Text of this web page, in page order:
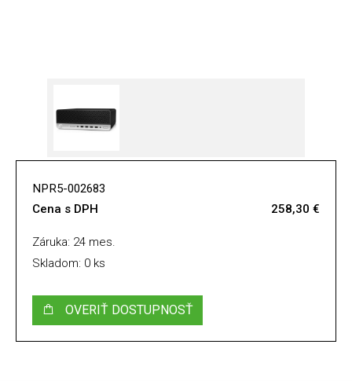
NPR5-002683
Cena s DPH
258,30 €
Záruka: 24 mes.
Skladom: 0 ks
OVERIŤ DOSTUPNOSŤ